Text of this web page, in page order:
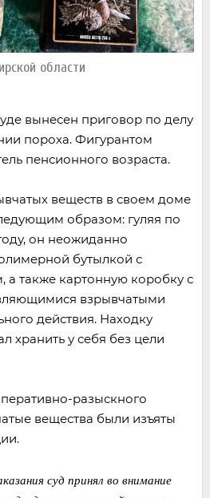
области
вынесен приговор по делу
пороха. Фигурантом
пенсионного возраста.
веществ в своем доме
образом: гуляя по
он неожиданно
бутылкой с
также картонную коробку с
взрывчатыми
действия. Находку
хранить у себя без цели
разыскного
вещества были изъяты
суд принял во внимание